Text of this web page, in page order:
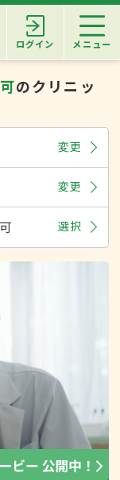
ログイン メニュー
のクリニッ
変更
変更
選択